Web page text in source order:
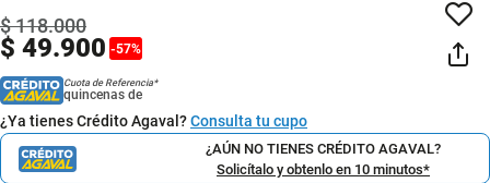
$ 49.900 -57%
$118.000
Cuota de Referencia*
quincenas de
¿Ya tienes Crédito Agaval?Consulta tu cupo
¿AÚN NO TIENES CRÉDITO AGAVAL?
Solicítalo y obtenlo en 10 minutos*